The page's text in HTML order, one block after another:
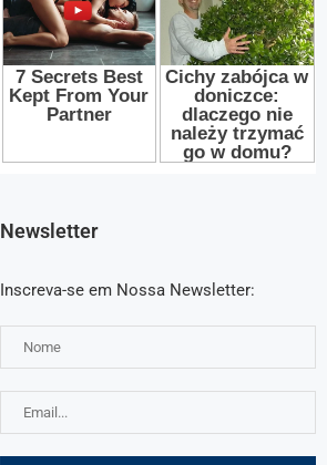
Newsletter
Inscreva-se em Nossa Newsletter: